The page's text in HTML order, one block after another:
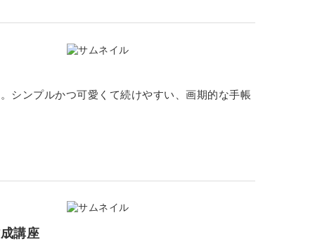
シンプルかつ可愛くて続けやすい、画期的な手帳
講座